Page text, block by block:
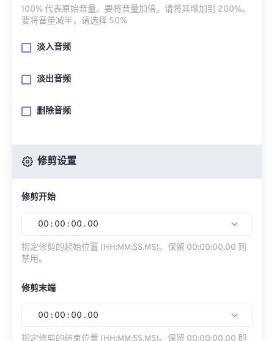
100% 代表原始音量。要将音量加倍，请将其增加到 200%。
要将音量减半，请选择 50%
淡入音频
淡出音频
删除音频
修剪设置
修剪开始
00 : 00 : 00 . 00
指定修剪的起始位置 (HH:MM:SS.MS)。保留 00:00:00.00 则
禁用。
修剪末端
00 : 00 : 00 . 00
指定修剪的结束位置 (HH:MM:SS.MS)。保留 00:00:00.00 即